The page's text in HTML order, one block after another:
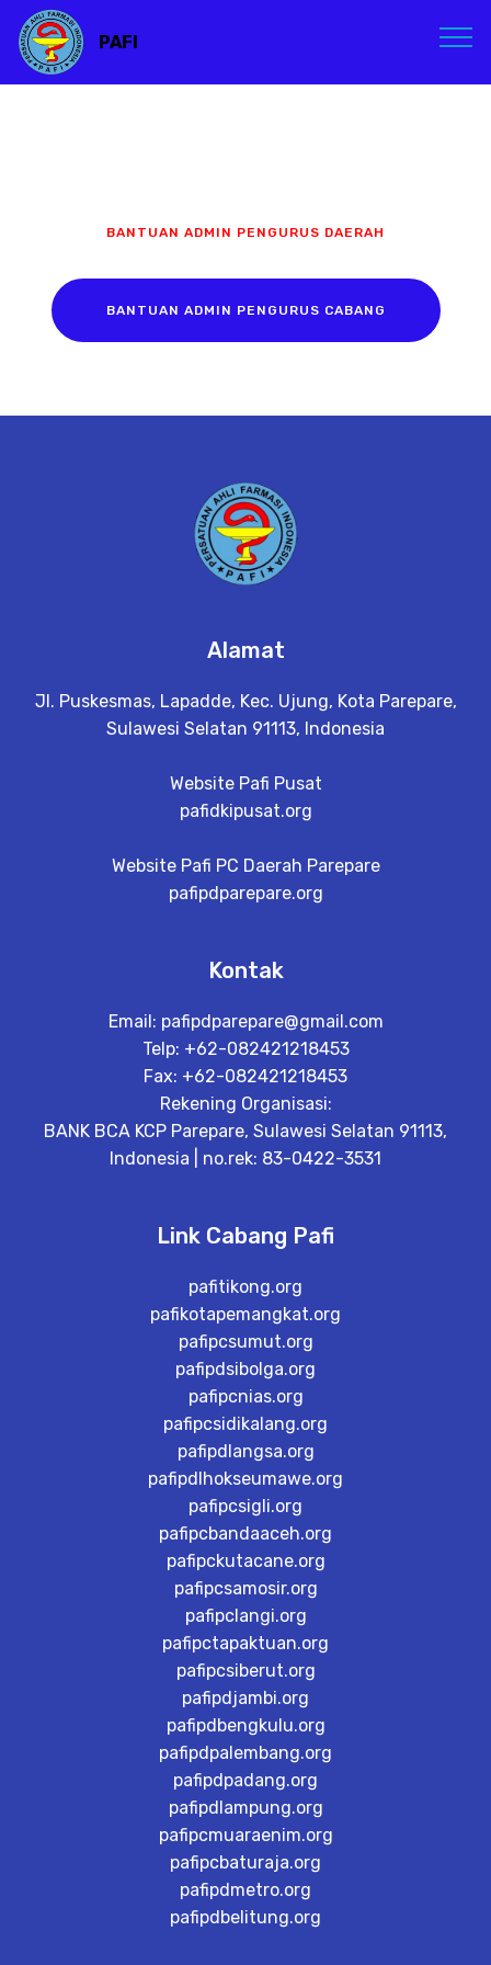
PAFI
BANTUAN ADMIN PENGURUS DAERAH
BANTUAN ADMIN PENGURUS CABANG
Alamat
Jl. Puskesmas, Lapadde, Kec. Ujung, Kota Parepare,
Sulawesi Selatan 91113, Indonesia
Website Pafi Pusat
pafidkipusat.org
Website Pafi PC Daerah Parepare
pafipdparepare.org
Kontak
Email: pafipdparepare@gmail.com
Telp: +62-082421218453
Fax: +62-082421218453
Rekening Organisasi:
BANK BCA KCP Parepare, Sulawesi Selatan 91113,
Indonesia | no.rek: 83-0422-3531
Link Cabang Pafi
pafitikong.org
pafikotapemangkat.org
pafipcsumut.org
pafipdsibolga.org
pafipcnias.org
pafipcsidikalang.org
pafipdlangsa.org
pafipdlhokseumawe.org
pafipcsigli.org
pafipcbandaaceh.org
pafipckutacane.org
pafipcsamosir.org
pafipclangi.org
pafipctapaktuan.org
pafipcsiberut.org
pafipdjambi.org
pafipdbengkulu.org
pafipdpalembang.org
pafipdpadang.org
pafipdlampung.org
pafipcmuaraenim.org
pafipcbaturaja.org
pafipdmetro.org
pafipdbelitung.org